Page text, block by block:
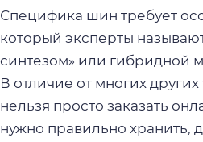
Специфика шин требует
который эксперты
синтезом» или гибридной
В отличие от многих
нельзя просто заказать
нужно правильно хранить,